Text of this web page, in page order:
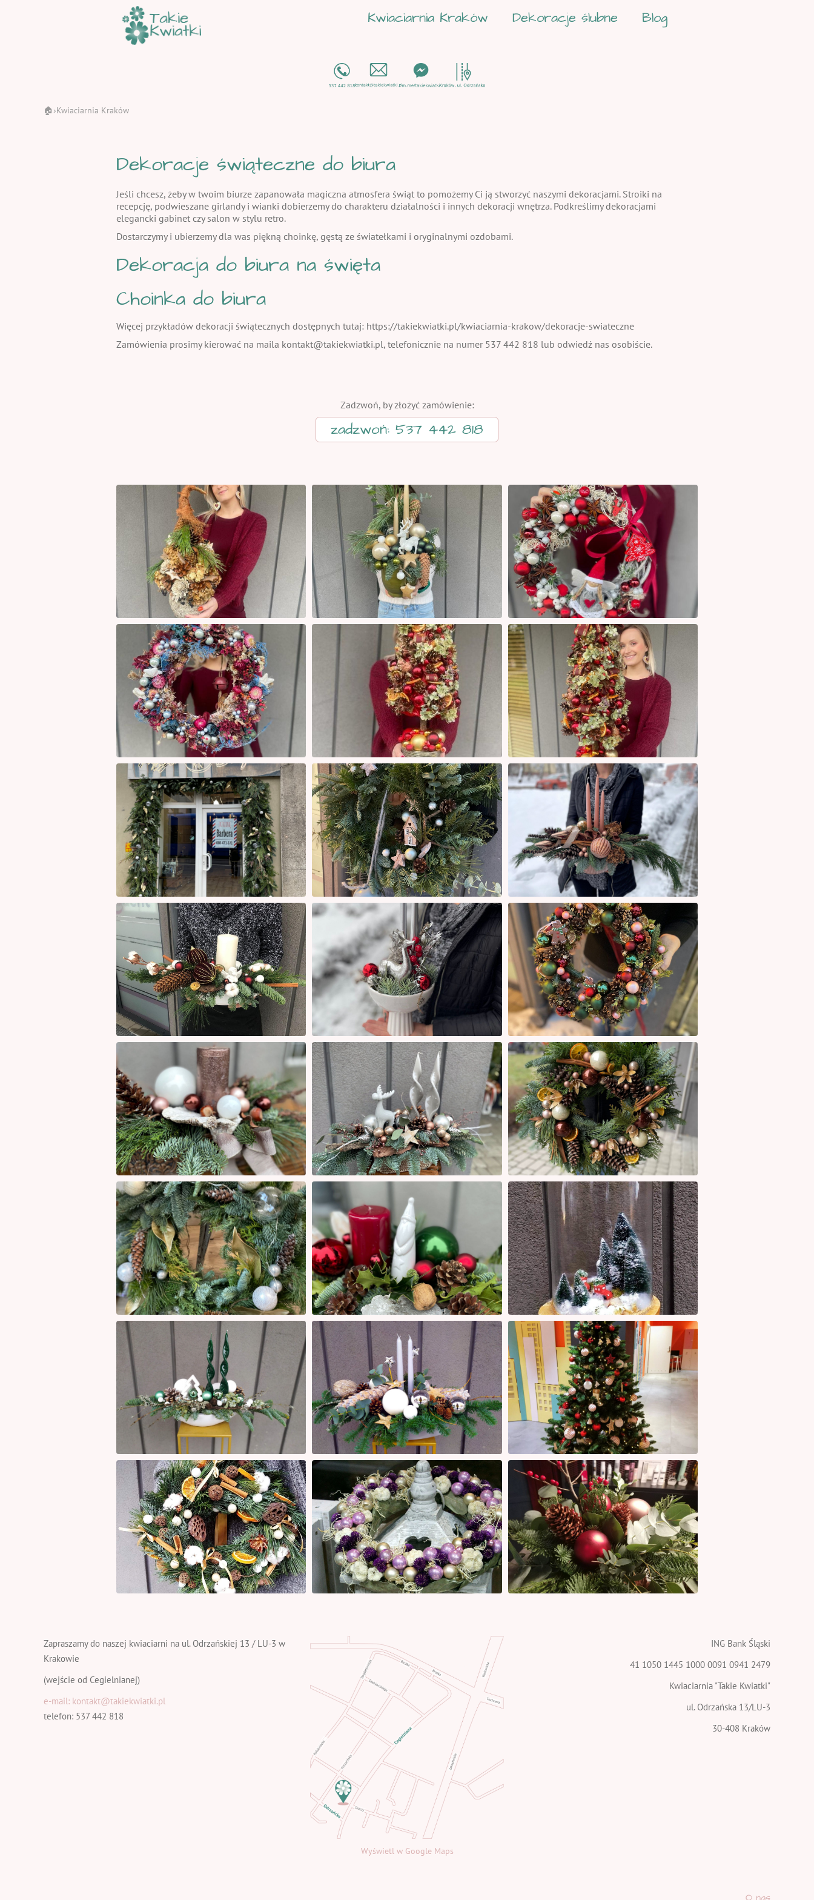
Kwiaciarnia Kraków Dekoracje ślubne Blog
🏠 ›Kwiaciarnia Kraków
Dekoracje świąteczne do biura
Jeśli chcesz, żeby w twoim biurze zapanowała magiczna atmosfera świąt to pomożemy Ci ją stworzyć naszymi dekoracjami. Stroiki na
recepcję, podwieszane girlandy i wianki dobierzemy do charakteru działalności i innych dekoracji wnętrza. Podkreślimy dekoracjami
elegancki gabinet czy salon w stylu retro.
Dostarczymy i ubierzemy dla was piękną choinkę, gęstą ze światełkami i oryginalnymi ozdobami.
Dekoracja do biura na święta
Choinka do biura
Więcej przykładów dekoracji świątecznych dostępnych tutaj: https://takiekwiatki.pl/kwiaciarnia-krakow/dekoracje-swiateczne
Zamówienia prosimy kierować na maila kontakt@takiekwiatki.pl, telefonicznie na numer 537 442 818 lub odwiedź nas osobiście.
Zadzwoń, by złożyć zamówienie:
zadzwoń: 537 442 818
Zapraszamy do naszej kwiaciarni na ul. Odrzańskiej 13 / LU-3 w
Krakowie
(wejście od Cegielnianej)
e-mail: kontakt@takiekwiatki.pl
telefon: 537 442 818
Wyświetl w Google Maps
ING Bank Śląski
41 1050 1445 1000 0091 0941 2479
Kwiaciarnia "Takie Kwiatki"
ul. Odrzańska 13/LU-3
30-408 Kraków